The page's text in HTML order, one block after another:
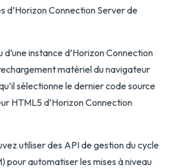
d’Horizon Connection Server de
d’une instance d’Horizon Connection
matériel du navigateur
sélectionne le dernier code source
HTML5 d’Horizon Connection
utiliser des API de gestion du cycle
pour automatiser les mises à niveau